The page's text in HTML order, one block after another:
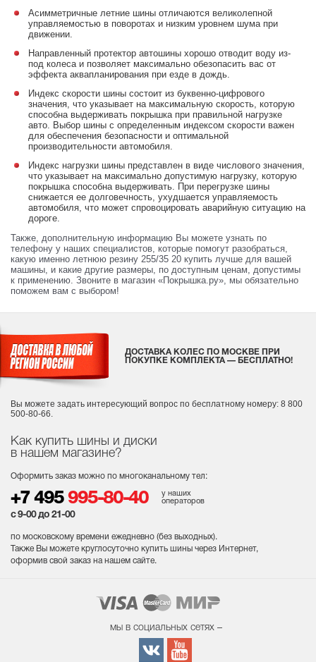
Асимметричные летние шины отличаются великолепной
управляемостью в поворотах и низким уровнем шума при
движении.
Направленный протектор автошины хорошо отводит воду из-
под колеса и позволяет максимально обезопасить вас от
эффекта аквапланирования при езде в дождь.
Индекс скорости шины состоит из буквенно-цифрового
значения, что указывает на максимальную скорость, которую
способна выдерживать покрышка при правильной нагрузке
авто. Выбор шины с определенным индексом скорости важен
для обеспечения безопасности и оптимальной
производительности автомобиля.
Индекс нагрузки шины представлен в виде числового значения,
что указывает на максимально допустимую нагрузку, которую
покрышка способна выдерживать. При перегрузке шины
снижается ее долговечность, ухудшается управляемость
автомобиля, что может спровоцировать аварийную ситуацию на
дороге.
Также, дополнительную информацию Вы можете узнать по
телефону у наших специалистов, которые помогут разобраться,
какую именно летнюю резину 255/35 20 купить лучше для вашей
машины, и какие другие размеры, по доступным ценам, допустимы
к применению. Звоните в магазин «Покрышка.ру», мы обязательно
поможем вам с выбором!
Как купить шины и диски
в нашем магазине?
Оформить заказ можно по многоканальному тел:
+7 495 995-80-40
у наших
операторов
с 9-00 до 21-00
по московскому времени ежедневно (без выходных).
Также Вы можете круглосуточно купить шины через Интернет,
оформив свой заказ на нашем сайте.
ДОСТАВКА КОЛЕС ПО МОСКВЕ ПРИ
ПОКУПКЕ КОМПЛЕКТА — БЕСПЛАТНО!
Вы можете задать интересующий вопрос по бесплатному номеру: 8 800
500-80-66.
мы в социальных сетях –